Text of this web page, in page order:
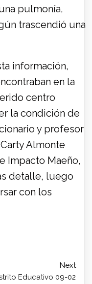
pulmonía,
trascendió una
información,
en la
centro
la condición de
y profesor
Almonte
Impacto Maeño,
detalle, luego
con los
Next
Educativo 09-02